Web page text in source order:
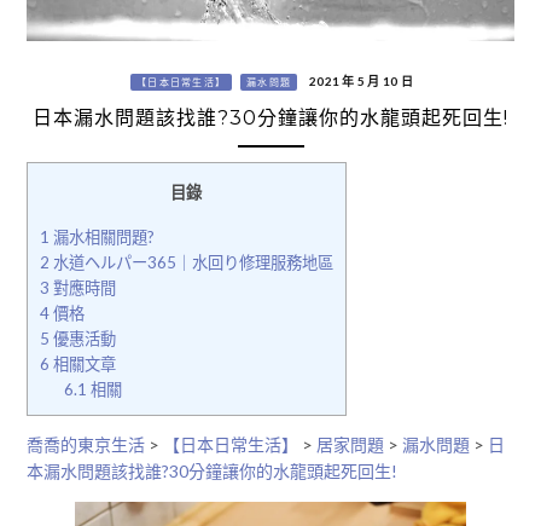
【日本日常生活】 漏水問題 2021 年 5 月 10 日
日本漏水問題該找誰?30分鐘讓你的水龍頭起死回生!
目錄
1 漏水相關問題?
2 水道ヘルパー365｜水回り修理服務地區
3 對應時間
4價格
5 優惠活動
6 相關文章
6.1 相關
喬喬的東京生活> 【日本日常生活】 > 居家問題> 漏水問題> 日
本漏水問題該找誰?30分鐘讓你的水龍頭起死回生!